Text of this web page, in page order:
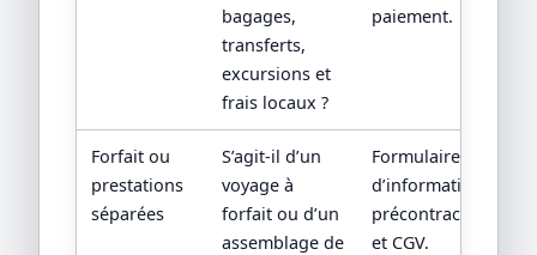
bagages,
transferts,
excursions et
frais locaux ?
paiement.
Forfait ou
prestations
séparées
S’agit-il d’un
voyage à
forfait ou d’un
assemblage de
Formulaire
d’information
précontractuelle
et CGV.